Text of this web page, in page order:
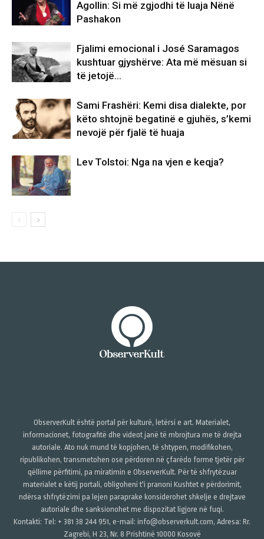
Agollin: Si më zgjodhi të luaja Nënë
Pashakon
Fjalimi emocional i José Saramagos
kushtuar gjyshërve: Ata më mësuan si
të jetojë…
Sami Frashëri: Kemi disa dialekte, por
këto shtojnë begatinë e gjuhës, s’kemi
nevojë për fjalë të huaja
Lev Tolstoi: Nga na vjen e keqja?
ObserverKult është portal për kulturë, letërsi e art. Materialet,
informacionet, fotografitë dhe videot janë të mbrojtura me të drejta
autoriale. Ato nuk mund të kopjohen, të shtypen, modifikohen,
ripublikohen, transmetohen ose përdoren në çfarëdo forme tjetër për
qëllime përfitimi, pa miratimin e ObserverKult. Për të shfrytëzuar
materialet e këtij portali, obligoheni t'i pranoni Kushtet e përdorimit,
ndërsa shfrytëzimi pa lejen paraprake konsiderohet shkelje e drejtave
autoriale dhe sanksionohet me dispozitat ligjore në fuqi.
Kontakti: Tel: + 381 38 244 951, e-mail: info@observerkult.com, Adresa: Rr.
Zagrebi, H 23, Nr. 8 Prishtinë 10000 Kosovë